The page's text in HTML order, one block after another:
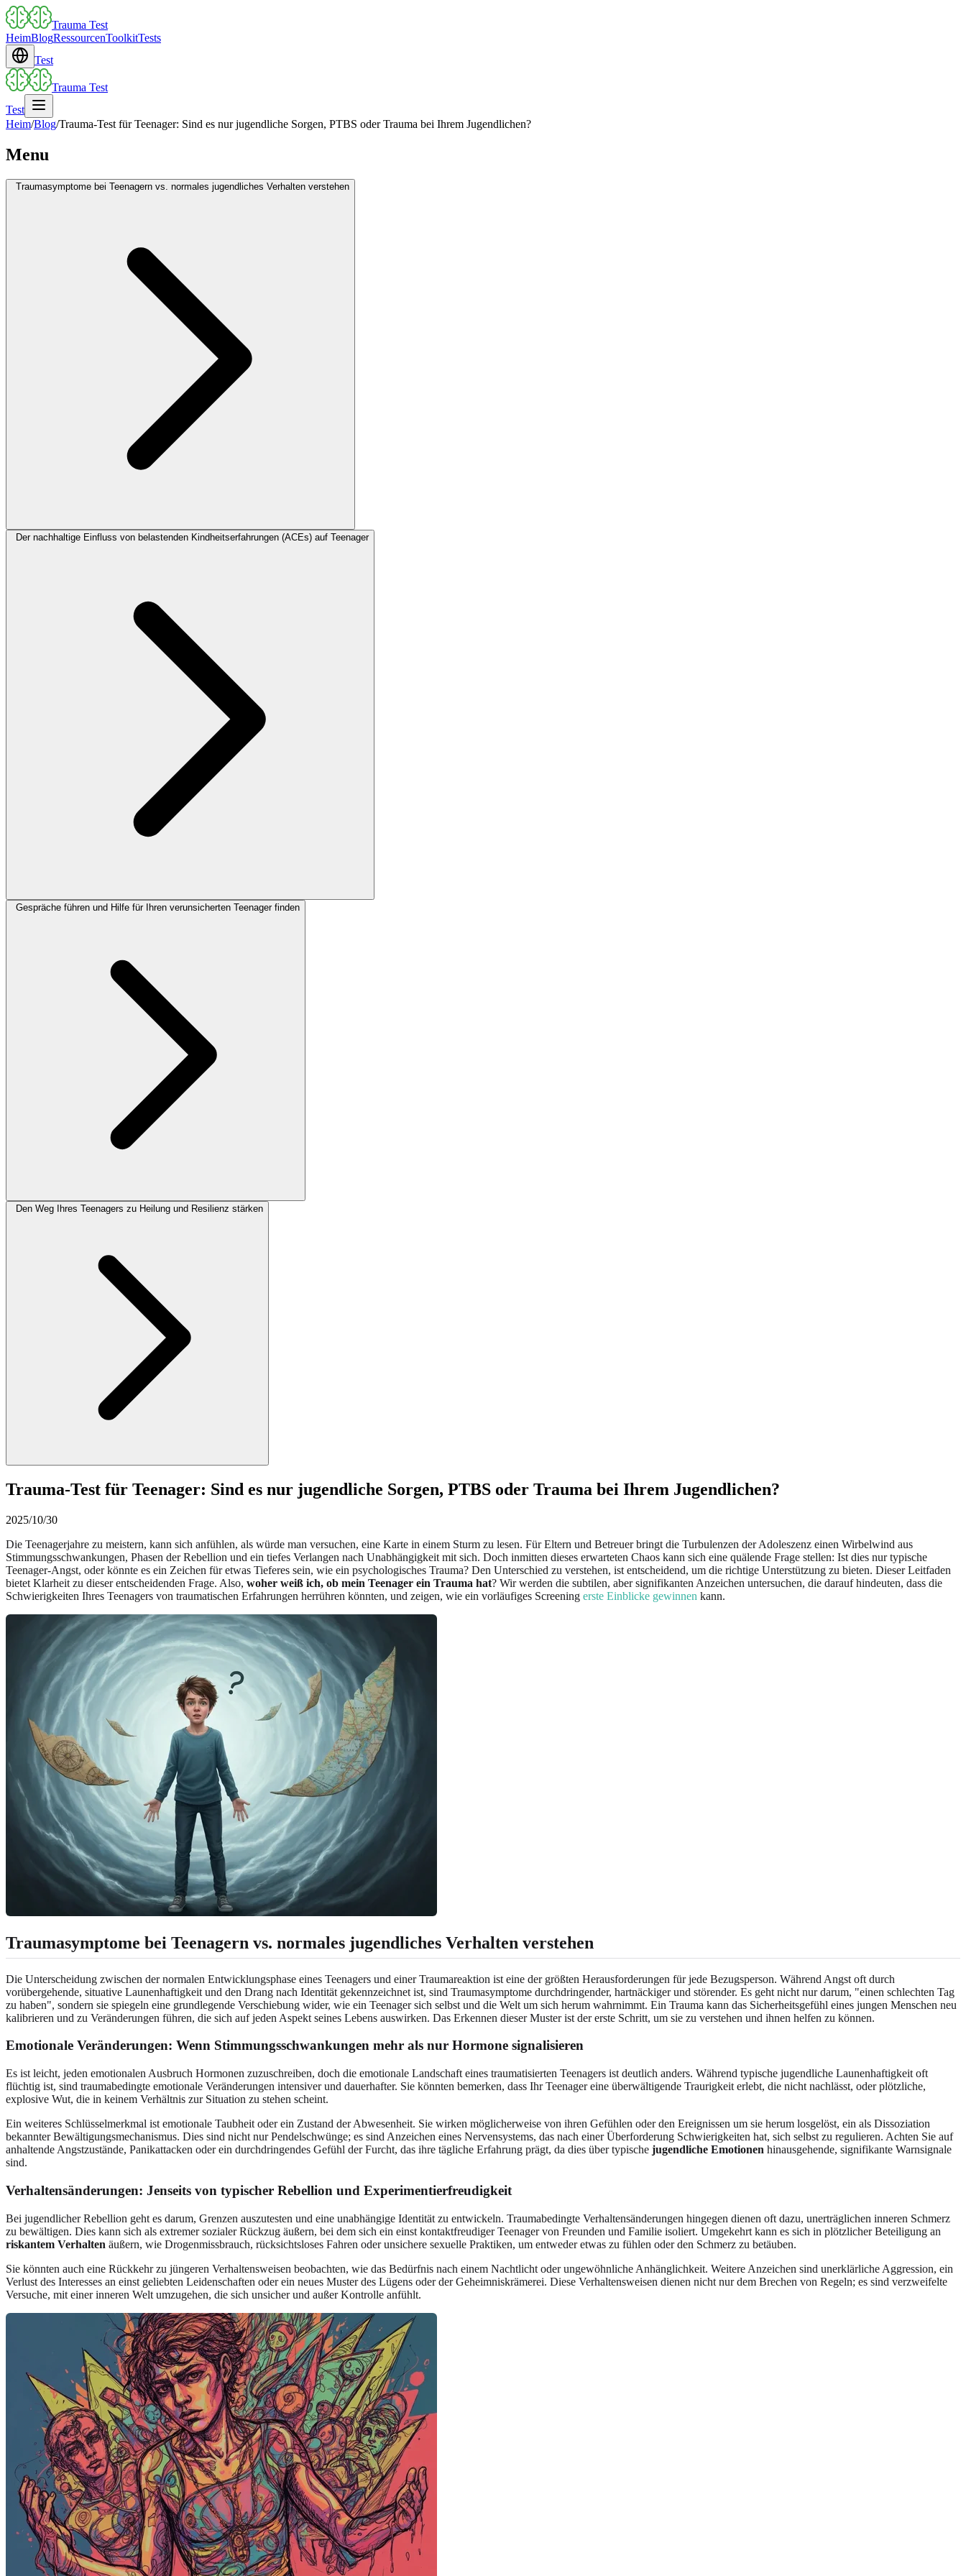
Trauma Test
HeimBlogRessourcenToolkitTests
Test
Trauma Test
Test
Heim/Blog/Trauma-Test für Teenager: Sind es nur jugendliche Sorgen, PTBS oder Trauma bei Ihrem Jugendlichen?
Menu
Traumasymptome bei Teenagern vs. normales jugendliches Verhalten verstehen
Der nachhaltige Einfluss von belastenden Kindheitserfahrungen (ACEs) auf Teenager
Gespräche führen und Hilfe für Ihren verunsicherten Teenager finden
Den Weg Ihres Teenagers zu Heilung und Resilienz stärken
Trauma-Test für Teenager: Sind es nur jugendliche Sorgen, PTBS oder Trauma bei Ihrem Jugendlichen?
2025/10/30
Die Teenagerjahre zu meistern, kann sich anfühlen, als würde man versuchen, eine Karte in einem Sturm zu lesen. Für Eltern und Betreuer bringt die Turbulenzen der Adoleszenz einen Wirbelwind aus
Stimmungsschwankungen, Phasen der Rebellion und ein tiefes Verlangen nach Unabhängigkeit mit sich. Doch inmitten dieses erwarteten Chaos kann sich eine quälende Frage stellen: Ist dies nur typische
Teenager-Angst, oder könnte es ein Zeichen für etwas Tieferes sein, wie ein psychologisches Trauma? Den Unterschied zu verstehen, ist entscheidend, um die richtige Unterstützung zu bieten. Dieser Leitfaden
bietet Klarheit zu dieser entscheidenden Frage. Also, woher weiß ich, ob mein Teenager ein Trauma hat? Wir werden die subtilen, aber signifikanten Anzeichen untersuchen, die darauf hindeuten, dass die
Schwierigkeiten Ihres Teenagers von traumatischen Erfahrungen herrühren könnten, und zeigen, wie ein vorläufiges Screening erste Einblicke gewinnen kann.
Traumasymptome bei Teenagern vs. normales jugendliches Verhalten verstehen
Die Unterscheidung zwischen der normalen Entwicklungsphase eines Teenagers und einer Traumareaktion ist eine der größten Herausforderungen für jede Bezugsperson. Während Angst oft durch
vorübergehende, situative Launenhaftigkeit und den Drang nach Identität gekennzeichnet ist, sind Traumasymptome durchdringender, hartnäckiger und störender. Es geht nicht nur darum, "einen schlechten Tag
zu haben", sondern sie spiegeln eine grundlegende Verschiebung wider, wie ein Teenager sich selbst und die Welt um sich herum wahrnimmt. Ein Trauma kann das Sicherheitsgefühl eines jungen Menschen neu
kalibrieren und zu Veränderungen führen, die sich auf jeden Aspekt seines Lebens auswirken. Das Erkennen dieser Muster ist der erste Schritt, um sie zu verstehen und ihnen helfen zu können.
Emotionale Veränderungen: Wenn Stimmungsschwankungen mehr als nur Hormone signalisieren
Es ist leicht, jeden emotionalen Ausbruch Hormonen zuzuschreiben, doch die emotionale Landschaft eines traumatisierten Teenagers ist deutlich anders. Während typische jugendliche Launenhaftigkeit oft
flüchtig ist, sind traumabedingte emotionale Veränderungen intensiver und dauerhafter. Sie könnten bemerken, dass Ihr Teenager eine überwältigende Traurigkeit erlebt, die nicht nachlässt, oder plötzliche,
explosive Wut, die in keinem Verhältnis zur Situation zu stehen scheint.
Ein weiteres Schlüsselmerkmal ist emotionale Taubheit oder ein Zustand der Abwesenheit. Sie wirken möglicherweise von ihren Gefühlen oder den Ereignissen um sie herum losgelöst, ein als Dissoziation
bekannter Bewältigungsmechanismus. Dies sind nicht nur Pendelschwünge; es sind Anzeichen eines Nervensystems, das nach einer Überforderung Schwierigkeiten hat, sich selbst zu regulieren. Achten Sie auf
anhaltende Angstzustände, Panikattacken oder ein durchdringendes Gefühl der Furcht, das ihre tägliche Erfahrung prägt, da dies über typische jugendliche Emotionen hinausgehende, signifikante Warnsignale
sind.
Verhaltensänderungen: Jenseits von typischer Rebellion und Experimentierfreudigkeit
Bei jugendlicher Rebellion geht es darum, Grenzen auszutesten und eine unabhängige Identität zu entwickeln. Traumabedingte Verhaltensänderungen hingegen dienen oft dazu, unerträglichen inneren Schmerz
zu bewältigen. Dies kann sich als extremer sozialer Rückzug äußern, bei dem sich ein einst kontaktfreudiger Teenager von Freunden und Familie isoliert. Umgekehrt kann es sich in plötzlicher Beteiligung an
riskantem Verhalten äußern, wie Drogenmissbrauch, rücksichtsloses Fahren oder unsichere sexuelle Praktiken, um entweder etwas zu fühlen oder den Schmerz zu betäuben.
Sie könnten auch eine Rückkehr zu jüngeren Verhaltensweisen beobachten, wie das Bedürfnis nach einem Nachtlicht oder ungewöhnliche Anhänglichkeit. Weitere Anzeichen sind unerklärliche Aggression, ein
Verlust des Interesses an einst geliebten Leidenschaften oder ein neues Muster des Lügens oder der Geheimniskrämerei. Diese Verhaltensweisen dienen nicht nur dem Brechen von Regeln; es sind verzweifelte
Versuche, mit einer inneren Welt umzugehen, die sich unsicher und außer Kontrolle anfühlt.